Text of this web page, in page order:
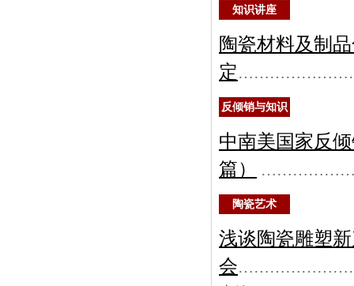
知识讲座
陶瓷材料及制
定
反倾销与知识
中南美国家反
篇）
陶瓷艺术
浅谈陶瓷雕塑
会